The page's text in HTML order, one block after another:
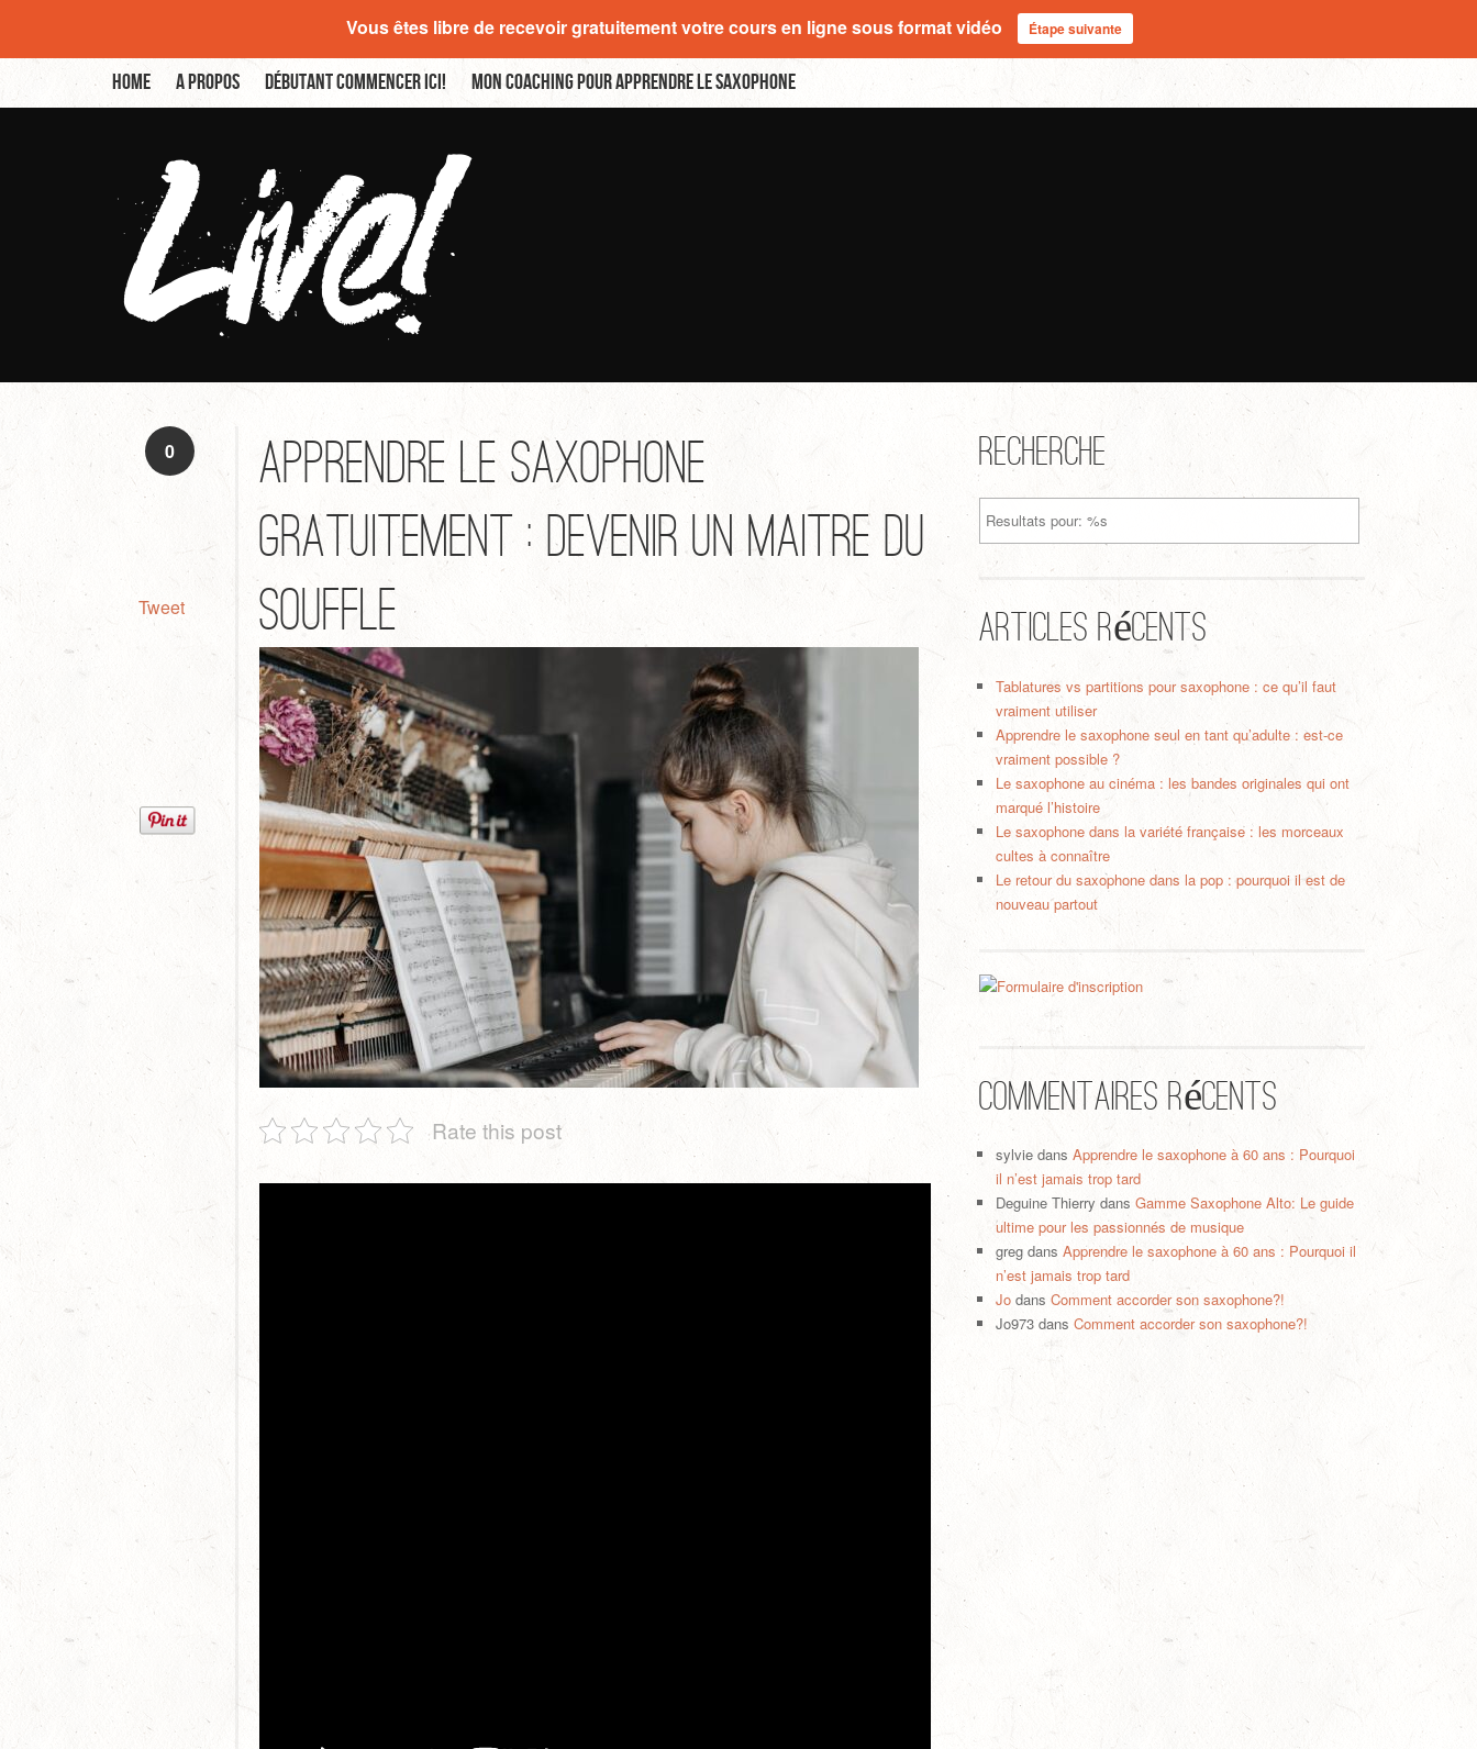
Home A propos Débutant commencer ici! Mon coaching pour apprendre le saxophone
0
Tweet
Apprendre le Saxophone
Gratuitement : Devenir un Maître du
Souffle
Rate this post
Recherche
Articles récents
Tablatures vs partitions pour saxophone : ce qu’il faut
vraiment utiliser
Apprendre le saxophone seul en tant qu’adulte : est-ce
vraiment possible ?
Le saxophone au cinéma : les bandes originales qui ont
marqué l’histoire
Le saxophone dans la variété française : les morceaux
cultes à connaître
Le retour du saxophone dans la pop : pourquoi il est de
nouveau partout
Commentaires récents
sylvie dansApprendre le saxophone à 60 ans : Pourquoi
il n’est jamais trop tard
Deguine Thierry dansGamme Saxophone Alto: Le guide
ultime pour les passionnés de musique
greg dansApprendre le saxophone à 60 ans : Pourquoi il
n’est jamais trop tard
Jo dansComment accorder son saxophone?!
Jo973 dansComment accorder son saxophone?!
Vous êtes libre de recevoir gratuitement votre cours en ligne sous format vidéo Étape suivante